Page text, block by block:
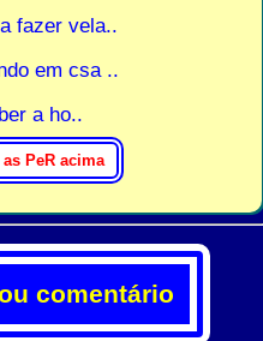
fazer vela..
em csa ..
a ho..
comentário